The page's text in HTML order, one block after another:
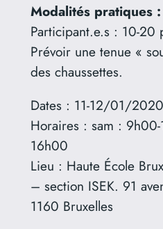
Modalités pratiques :
Participant.e.s : 10-20
Prévoir une tenue «
des chaussettes.
Dates : 11-12/01/2020
Horaires : sam :
16h00
Lieu : Haute École
– section ISEK. 91
1160 Bruxelles